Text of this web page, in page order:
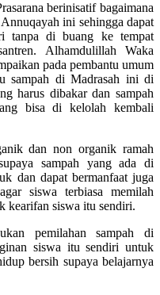
berinisatif bagaimana
ini sehingga dapat
tanpa di buang ke tempat
Alhamdulillah Waka
pada pembantu umum
sampah di Madrasah ini di
harus dibakar dan sampah
bisa di kelolah kembali
dan non organik ramah
sampah yang ada di
dan dapat bermanfaat juga
siswa terbiasa memilah
kearifan siswa itu sendiri.
pemilahan sampah di
siswa itu sendiri untuk
bersih supaya belajarnya